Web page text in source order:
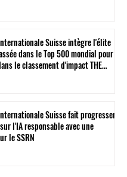
Suisse intègre l'élite
dans le Top 500 mondial pour
le classement d'impact THE
Suisse fait progresser
l'IA responsable avec une
le SSRN